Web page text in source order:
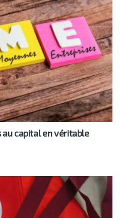
au capital en véritable